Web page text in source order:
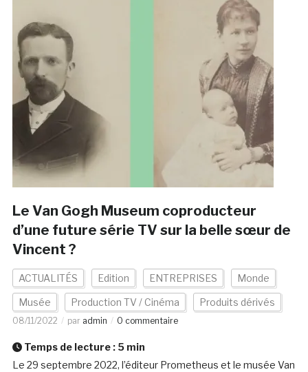
Le Van Gogh Museum coproducteur
d’une future série TV sur la belle sœur de
Vincent ?
ACTUALITÉS Edition ENTREPRISES Monde
Musée Production TV / Cinéma Produits dérivés
08/11/2022 par admin 0 commentaire
Temps de lecture : 5 min
Le 29 septembre 2022, l’éditeur Prometheus et le musée Van